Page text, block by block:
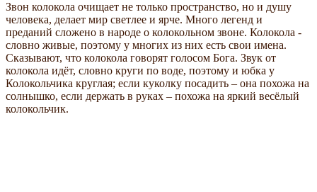
Звон колокола очищает не только пространство, но и душу
человека, делает мир светлее и ярче. Много легенд и
преданий сложено в народе о колокольном звоне. Колокола -
словно живые, поэтому у многих из них есть свои имена.
Сказывают, что колокола говорят голосом Бога. Звук от
колокола идёт, словно круги по воде, поэтому и юбка у
Колокольчика круглая; если куколку посадить – она похожа на
солнышко, если держать в руках – похожа на яркий весёлый
колокольчик.